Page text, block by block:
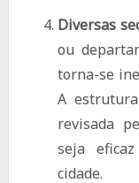
Diversas
ou
torna-se
A
revisada
seja
cidade.